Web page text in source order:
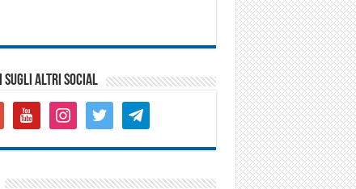
SUGLI ALTRI SOCIAL
youtube instagramtwitter telegram